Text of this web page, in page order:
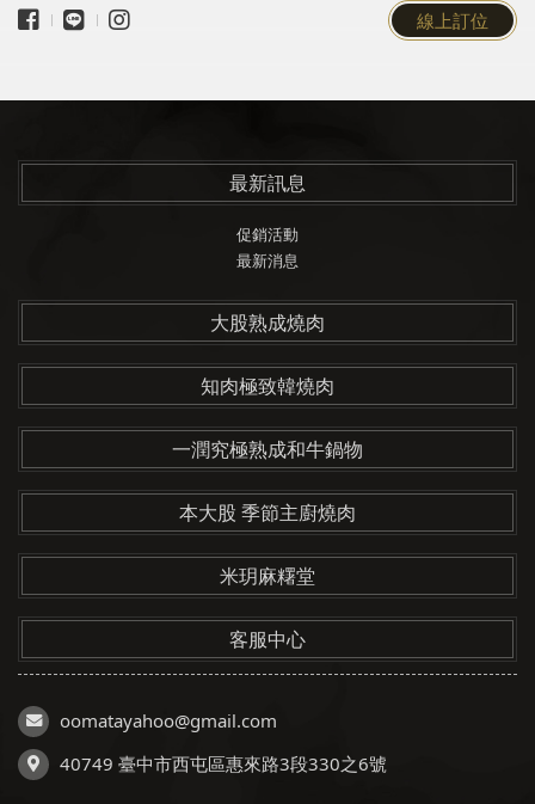
線上訂位
最新訊息
促銷活動
最新消息
大股熟成燒肉
知肉極致韓燒肉
一潤究極熟成和牛鍋物
本大股 季節主廚燒肉
米玥麻糬堂
客服中心
oomatayahoo@gmail.com
40749 臺中市西屯區惠來路3段330之6號